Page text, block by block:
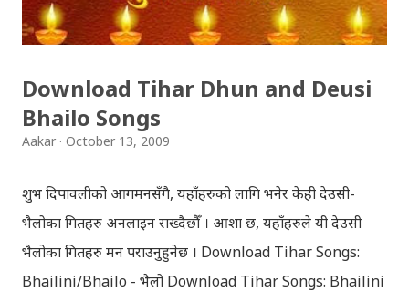
Download Tihar Dhun and Deusi
Bhailo Songs
Aakar October 13, 2009
शुभ दिपावलीको आगमनसँगै, यहाँहरुको लागि भनेर केही देउसी-
भैलोका गितहरु अनलाइन राख्दैछौँ । आशा छ, यहाँहरुले यी देउसी
भैलोका गितहरु मन पराउनुहुनेछ । Download Tihar Songs:
Bhailini/Bhailo - भैलो Download Tihar Songs: Bhailini